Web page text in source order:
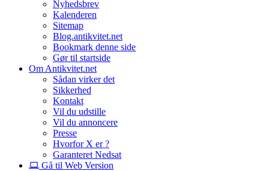
Nyhedsbrev
Kalenderen
Sitemap
Blog.antikvitet.net
Bookmark denne side
Gør til startside
Om Antikvitet.net
Sådan virker det
Sikkerhed
Kontakt
Vil du udstille
Vil du annoncere
Presse
Hvorfor X er ?
Garanteret Nedsat
Gå til Web Version